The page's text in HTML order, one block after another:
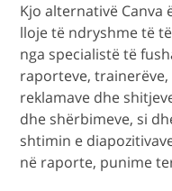
Kjo alternativë
lloje të ndryshme të
nga specialistë të
raporteve,
reklamave dhe
dhe shërbimeve, si
shtimin e
në raporte, punime